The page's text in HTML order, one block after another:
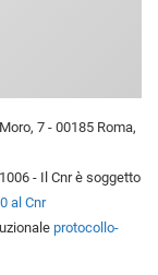
7 - 00185 Roma,
- Il Cnr è soggetto
al Cnr
protocollo-